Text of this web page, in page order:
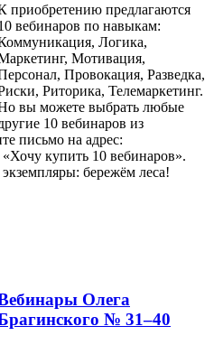
приобретению предлагаются
вебинаров по навыкам:
Логика,
Мотивация,
Провокация, Разведка,
Риторика, Телемаркетинг.
вы можете выбрать любые
10 вебинаров из
письмо на адрес:
купить 10 вебинаров».
бережём леса!
Олега
№ 31–40